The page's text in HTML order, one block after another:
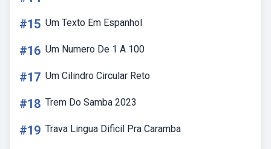
#15 Um Texto Em Espanhol
#16 Um Numero De 1 A 100
#17 Um Cilindro Circular Reto
#18 Trem Do Samba 2023
#19 Trava Lingua Dificil Pra Caramba